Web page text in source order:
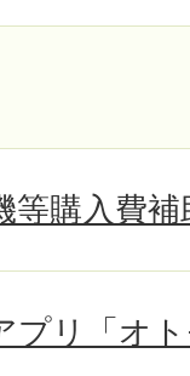
等購入費補
プリ「オ